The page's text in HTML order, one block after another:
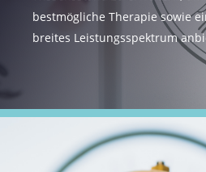
bestmögliche Therapie sowie
breites Leistungsspektrum